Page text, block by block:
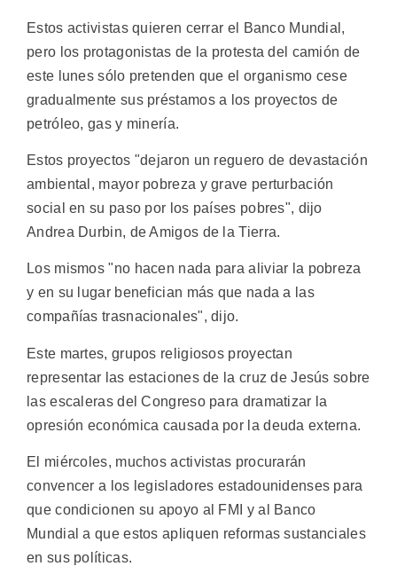
Estos activistas quieren cerrar el Banco Mundial,
pero los protagonistas de la protesta del camión de
este lunes sólo pretenden que el organismo cese
gradualmente sus préstamos a los proyectos de
petróleo, gas y minería.
Estos proyectos "dejaron un reguero de devastación
ambiental, mayor pobreza y grave perturbación
social en su paso por los países pobres", dijo
Andrea Durbin, de Amigos de la Tierra.
Los mismos "no hacen nada para aliviar la pobreza
y en su lugar benefician más que nada a las
compañías trasnacionales", dijo.
Este martes, grupos religiosos proyectan
representar las estaciones de la cruz de Jesús sobre
las escaleras del Congreso para dramatizar la
opresión económica causada por la deuda externa.
El miércoles, muchos activistas procurarán
convencer a los legisladores estadounidenses para
que condicionen su apoyo al FMI y al Banco
Mundial a que estos apliquen reformas sustanciales
en sus políticas.